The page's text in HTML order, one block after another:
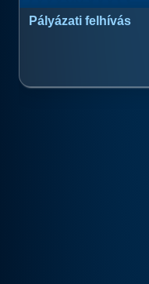
Pályázati felhívás